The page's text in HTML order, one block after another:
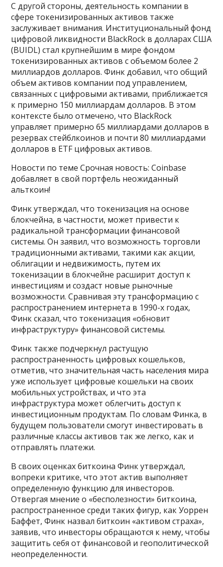
С другой стороны, деятельность компании в
сфере токенизированных активов также
заслуживает внимания. Институциональный фонд
цифровой ликвидности BlackRock в долларах США
(BUIDL) стал крупнейшим в мире фондом
токенизированных активов с объемом более 2
миллиардов долларов. Финк добавил, что общий
объем активов компании под управлением,
связанных с цифровыми активами, приближается
к примерно 150 миллиардам долларов. В этом
контексте было отмечено, что BlackRock
управляет примерно 65 миллиардами долларов в
резервах стейблкоинов и почти 80 миллиардами
долларов в ETF цифровых активов.
Новости по теме Срочная новость: Coinbase
добавляет в свой портфель неожиданный
альткоин!
Финк утверждал, что токенизация на основе
блокчейна, в частности, может привести к
радикальной трансформации финансовой
системы. Он заявил, что возможность торговли
традиционными активами, такими как акции,
облигации и недвижимость, путем их
токенизации в блокчейне расширит доступ к
инвестициям и создаст новые рыночные
возможности. Сравнивая эту трансформацию с
распространением интернета в 1990-х годах,
Финк сказал, что токенизация «обновит
инфраструктуру» финансовой системы.
Финк также подчеркнул растущую
распространенность цифровых кошельков,
отметив, что значительная часть населения мира
уже использует цифровые кошельки на своих
мобильных устройствах, и что эта
инфраструктура может облегчить доступ к
инвестиционным продуктам. По словам Финка, в
будущем пользователи смогут инвестировать в
различные классы активов так же легко, как и
отправлять платежи.
В своих оценках биткоина Финк утверждал,
вопреки критике, что этот актив выполняет
определенную функцию для инвесторов.
Отвергая мнение о «бесполезности» биткоина,
распространенное среди таких фигур, как Уоррен
Баффет, Финк назвал биткоин «активом страха»,
заявив, что инвесторы обращаются к нему, чтобы
защитить себя от финансовой и геополитической
неопределенности.